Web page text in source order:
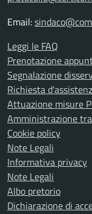
Email:
Leggi le FAQ
Prenotazione
Segnalazione
Richiesta
Attuazione misure
Amministrazione
Cookie policy
Note Legali
Informativa privacy
Note Legali
Albo pretorio
Dichiarazione di